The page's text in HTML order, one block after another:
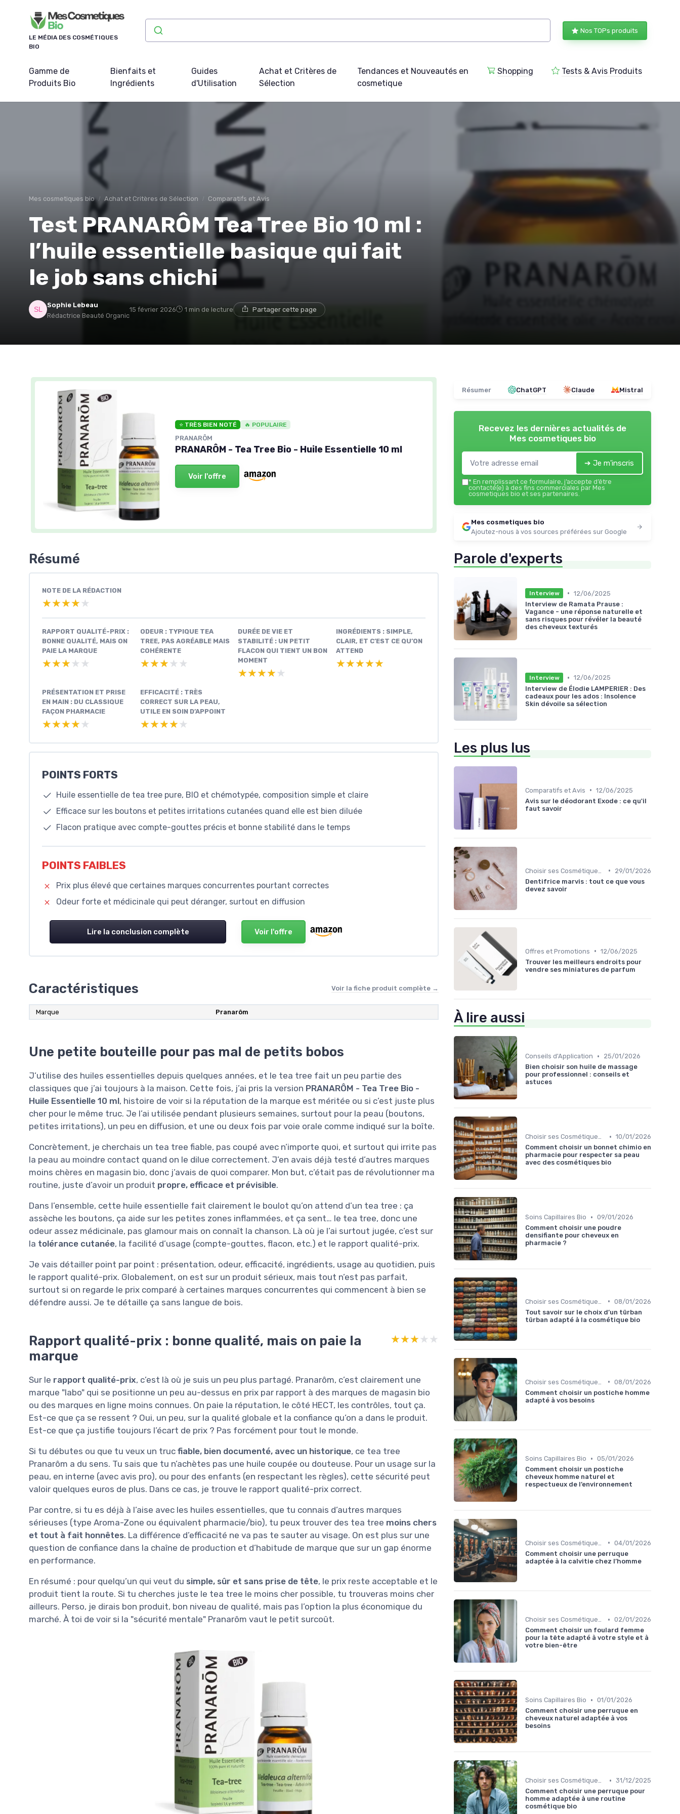
LE MÉDIA DES COSMÉTIQUES
BIO
Nos TOPs produits
Gamme de
Produits Bio
Bienfaits et
Ingrédients
Guides
d'Utilisation
Achat et Critères de
Sélection
Tendances et Nouveautés en
cosmetique
Shopping Tests & Avis Produits
Mes cosmetiques bio Achat et Critères de Sélection Comparatifs et Avis
Test PRANARÔM Tea Tree Bio 10 ml :
l’huile essentielle basique qui fait
le job sans chichi
Sophie Lebeau
Rédactrice Beauté Organic
15 février 2026 1 min de lecture Partager cette page
⭐ TRÈS BIEN NOTÉ 🔥 POPULAIRE
PRANARÔM
PRANARÔM - Tea Tree Bio - Huile Essentielle 10 ml
Voir l'offre
Résumé
NOTE DE LA RÉDACTION
★★★★★
★★★★★
RAPPORT QUALITÉ-PRIX :
BONNE QUALITÉ, MAIS ON
PAIE LA MARQUE
★★★★★
★★★★★
ODEUR : TYPIQUE TEA
TREE, PAS AGRÉABLE MAIS
COHÉRENTE
★★★★★
★★★★★
DURÉE DE VIE ET
STABILITÉ : UN PETIT
FLACON QUI TIENT UN BON
MOMENT
★★★★★
★★★★★
INGRÉDIENTS : SIMPLE,
CLAIR, ET C’EST CE QU’ON
ATTEND
★★★★★
★★★★★
PRÉSENTATION ET PRISE
EN MAIN : DU CLASSIQUE
FAÇON PHARMACIE
★★★★★
★★★★★
EFFICACITÉ : TRÈS
CORRECT SUR LA PEAU,
UTILE EN SOIN D’APPOINT
★★★★★
★★★★★
POINTS FORTS
Huile essentielle de tea tree pure, BIO et chémotypée, composition simple et claire
Efficace sur les boutons et petites irritations cutanées quand elle est bien diluée
Flacon pratique avec compte-gouttes précis et bonne stabilité dans le temps
POINTS FAIBLES
Prix plus élevé que certaines marques concurrentes pourtant correctes
Odeur forte et médicinale qui peut déranger, surtout en diffusion
Lire la conclusion complète Voir l'offre
Caractéristiques Voir la fiche produit complète →
Marque ‎Pranarôm
Une petite bouteille pour pas mal de petits bobos
J’utilise des huiles essentielles depuis quelques années, et le tea tree fait un peu partie des
classiques que j’ai toujours à la maison. Cette fois, j’ai pris la version PRANARÔM - Tea Tree Bio -
Huile Essentielle 10 ml, histoire de voir si la réputation de la marque est méritée ou si c’est juste plus
cher pour le même truc. Je l’ai utilisée pendant plusieurs semaines, surtout pour la peau (boutons,
petites irritations), un peu en diffusion, et une ou deux fois par voie orale comme indiqué sur la boîte.
Concrètement, je cherchais un tea tree fiable, pas coupé avec n’importe quoi, et surtout qui irrite pas
la peau au moindre contact quand on le dilue correctement. J’en avais déjà testé d’autres marques
moins chères en magasin bio, donc j’avais de quoi comparer. Mon but, c’était pas de révolutionner ma
routine, juste d’avoir un produit propre, efficace et prévisible.
Dans l’ensemble, cette huile essentielle fait clairement le boulot qu’on attend d’un tea tree : ça
assèche les boutons, ça aide sur les petites zones inflammées, et ça sent… le tea tree, donc une
odeur assez médicinale, pas glamour mais on connaît la chanson. Là où je l’ai surtout jugée, c’est sur
la tolérance cutanée, la facilité d’usage (compte-gouttes, flacon, etc.) et le rapport qualité-prix.
Je vais détailler point par point : présentation, odeur, efficacité, ingrédients, usage au quotidien, puis
le rapport qualité-prix. Globalement, on est sur un produit sérieux, mais tout n’est pas parfait,
surtout si on regarde le prix comparé à certaines marques concurrentes qui commencent à bien se
défendre aussi. Je te détaille ça sans langue de bois.
Rapport qualité-prix : bonne qualité, mais on paie la
marque
★★★★★
★★★★★
Sur le rapport qualité-prix, c’est là où je suis un peu plus partagé. Pranarôm, c’est clairement une
marque "labo" qui se positionne un peu au-dessus en prix par rapport à des marques de magasin bio
ou des marques en ligne moins connues. On paie la réputation, le côté HECT, les contrôles, tout ça.
Est-ce que ça se ressent ? Oui, un peu, sur la qualité globale et la confiance qu’on a dans le produit.
Est-ce que ça justifie toujours l’écart de prix ? Pas forcément pour tout le monde.
Si tu débutes ou que tu veux un truc fiable, bien documenté, avec un historique, ce tea tree
Pranarôm a du sens. Tu sais que tu n’achètes pas une huile coupée ou douteuse. Pour un usage sur la
peau, en interne (avec avis pro), ou pour des enfants (en respectant les règles), cette sécurité peut
valoir quelques euros de plus. Dans ce cas, je trouve le rapport qualité-prix correct.
Par contre, si tu es déjà à l’aise avec les huiles essentielles, que tu connais d’autres marques
sérieuses (type Aroma-Zone ou équivalent pharmacie/bio), tu peux trouver des tea tree moins chers
et tout à fait honnêtes. La différence d’efficacité ne va pas te sauter au visage. On est plus sur une
question de confiance dans la chaîne de production et d’habitude de marque que sur un gap énorme
en performance.
En résumé : pour quelqu’un qui veut du simple, sûr et sans prise de tête, le prix reste acceptable et le
produit tient la route. Si tu cherches juste le tea tree le moins cher possible, tu trouveras moins cher
ailleurs. Perso, je dirais bon produit, bon niveau de qualité, mais pas l’option la plus économique du
marché. À toi de voir si la "sécurité mentale" Pranarôm vaut le petit surcoût.
Résumer ChatGPT Claude Mistral
Recevez les dernières actualités de
Mes cosmetiques bio
➔ Je m'inscris
* En remplissant ce formulaire, j’accepte d’être
contacté(e) à des fins commerciales par Mes
cosmetiques bio et ses partenaires.
Mes cosmetiques bio
Ajoutez-nous à vos sources préférées sur Google
Parole d'experts
Interview • 12/06/2025
Interview de Ramata Prause :
Vagance - une réponse naturelle et
sans risques pour révéler la beauté
des cheveux texturés
Interview • 12/06/2025
Interview de Élodie LAMPERIER : Des
cadeaux pour les ados : Insolence
Skin dévoile sa sélection
Les plus lus
Comparatifs et Avis • 12/06/2025
Avis sur le déodorant Exode : ce qu'il
faut savoir
•
29/01/2026
Dentifrice marvis : tout ce que vous
devez savoir
Offres et Promotions • 12/06/2025
Trouver les meilleurs endroits pour
vendre ses miniatures de parfum
À lire aussi
Conseils d'Application •
25/01/2026
Bien choisir son huile de massage
pour professionnel : conseils et
astuces
Choisir ses Cosmétiques Bio • 10/01/2026
Comment choisir un bonnet chimio en
pharmacie pour respecter sa peau
avec des cosmétiques bio
Soins Capillaires Bio • 09/01/2026
Comment choisir une poudre
densifiante pour cheveux en
pharmacie ?
• 08/01/2026
Tout savoir sur le choix d’un türban
türban adapté à la cosmétique bio
• 08/01/2026
Comment choisir un postiche homme
adapté à vos besoins
Soins Capillaires Bio • 05/01/2026
Comment choisir un postiche
cheveux homme naturel et
respectueux de l’environnement
• 04/01/2026
Comment choisir une perruque
adaptée à la calvitie chez l’homme
Choisir ses Cosmétiques Bio • 02/01/2026
Comment choisir un foulard femme
pour la tête adapté à votre style et à
votre bien-être
Soins Capillaires Bio • 01/01/2026
Comment choisir une perruque en
cheveux naturel adaptée à vos
besoins
Choisir ses Cosmétiques Bio • 31/12/2025
Comment choisir une perruque pour
homme adaptée à une routine
cosmétique bio